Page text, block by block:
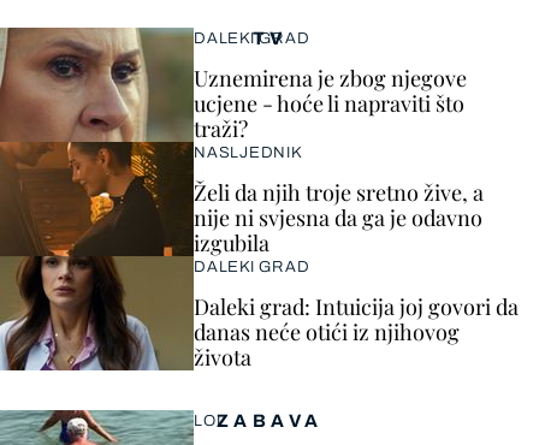
ZABAVA
LOL
TV
DALEKI GRAD
Uznemirena je zbog njegove
ucjene - hoće li napraviti što
traži?
NASLJEDNIK
Želi da njih troje sretno žive, a
nije ni svjesna da ga je odavno
izgubila
DALEKI GRAD
Daleki grad: Intuicija joj govori da
danas neće otići iz njihovog
života